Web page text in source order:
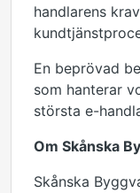
handlarens
En beprövad
som hanterar
största e-
Om Skånska
Skånska